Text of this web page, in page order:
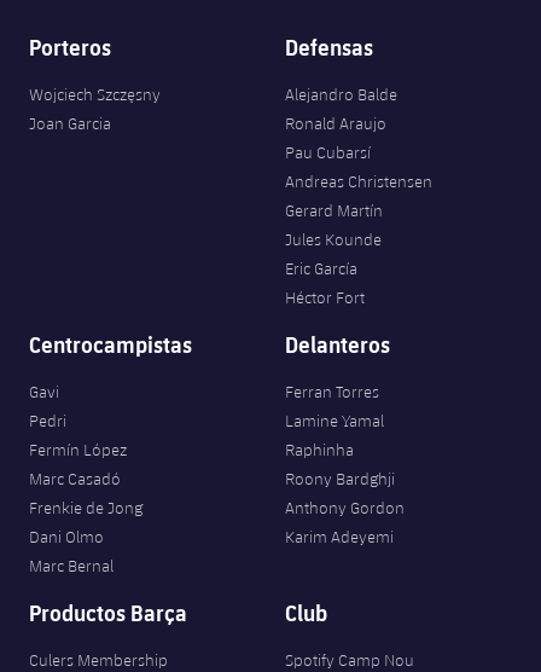
Porteros
Wojciech Szczęsny
Joan Garcia
Defensas
Alejandro Balde
Ronald Araujo
Pau Cubarsí
Andreas Christensen
Gerard Martín
Jules Kounde
Eric García
Héctor Fort
Centrocampistas
Gavi
Pedri
Fermín López
Marc Casadó
Frenkie de Jong
Dani Olmo
Marc Bernal
Delanteros
Ferran Torres
Lamine Yamal
Raphinha
Roony Bardghji
Anthony Gordon
Karim Adeyemi
Productos Barça
Culers Membership
Club
Spotify Camp Nou